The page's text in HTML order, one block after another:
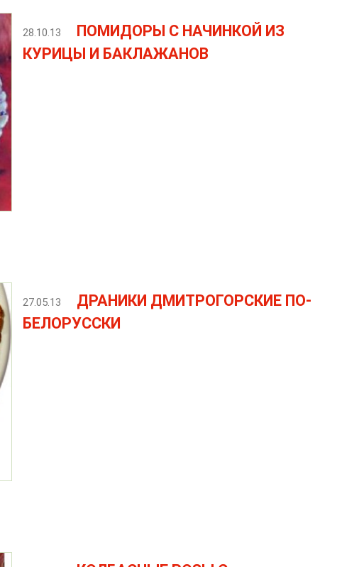
28.10.13
ПОМИДОРЫ С НАЧИНКОЙ ИЗ
КУРИЦЫ И БАКЛАЖАНОВ
27.05.13
ДРАНИКИ ДМИТРОГОРСКИЕ ПО-
БЕЛОРУССКИ